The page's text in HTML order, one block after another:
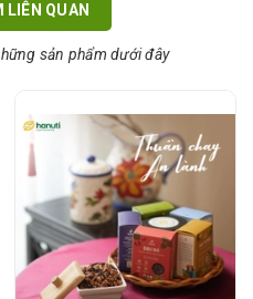
LIÊN QUAN
sản phẩm dưới đây